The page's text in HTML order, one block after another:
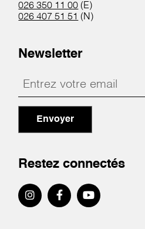
026 350 11 00 (E)
026 407 51 51 (N)
Newsletter
Envoyer
Restez connectés